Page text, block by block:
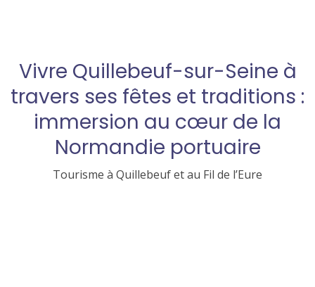
Vivre Quillebeuf-sur-Seine à
travers ses fêtes et traditions :
immersion au cœur de la
Normandie portuaire
Tourisme à Quillebeuf et au Fil de l’Eure